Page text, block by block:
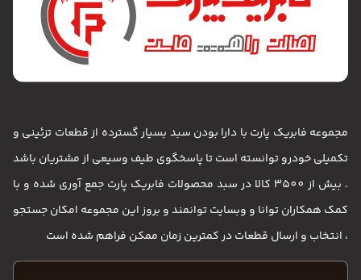
مجموعه فابریک پارت با دارا بودن سبد بسیار گسترده از قطعات تزئینی و
تکمیلی خودرو توانسته است تا پاسخگوی طیف وسیعی از مشتریان باشد
. بیش از 3500 کالا در سبد محصولات فابریک پارت جمع آوری شده و با
کمک همکاران توانا و وبسایت توانمند و بروز این مجموعه امکان جستجو
، انتخاب و ارسال قطعات در کمترین زمان ممکن فراهم شده است